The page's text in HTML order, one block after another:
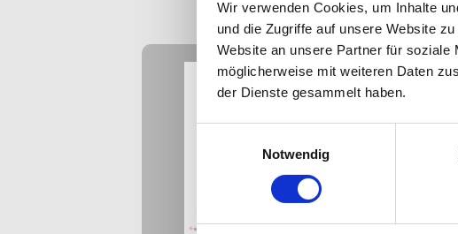
Wir verwenden Cookies, um Inhalte
und die Zugriffe auf unsere Website
Website an unsere Partner für soziale
möglicherweise mit weiteren Daten
der Dienste gesammelt haben.
Notwendig